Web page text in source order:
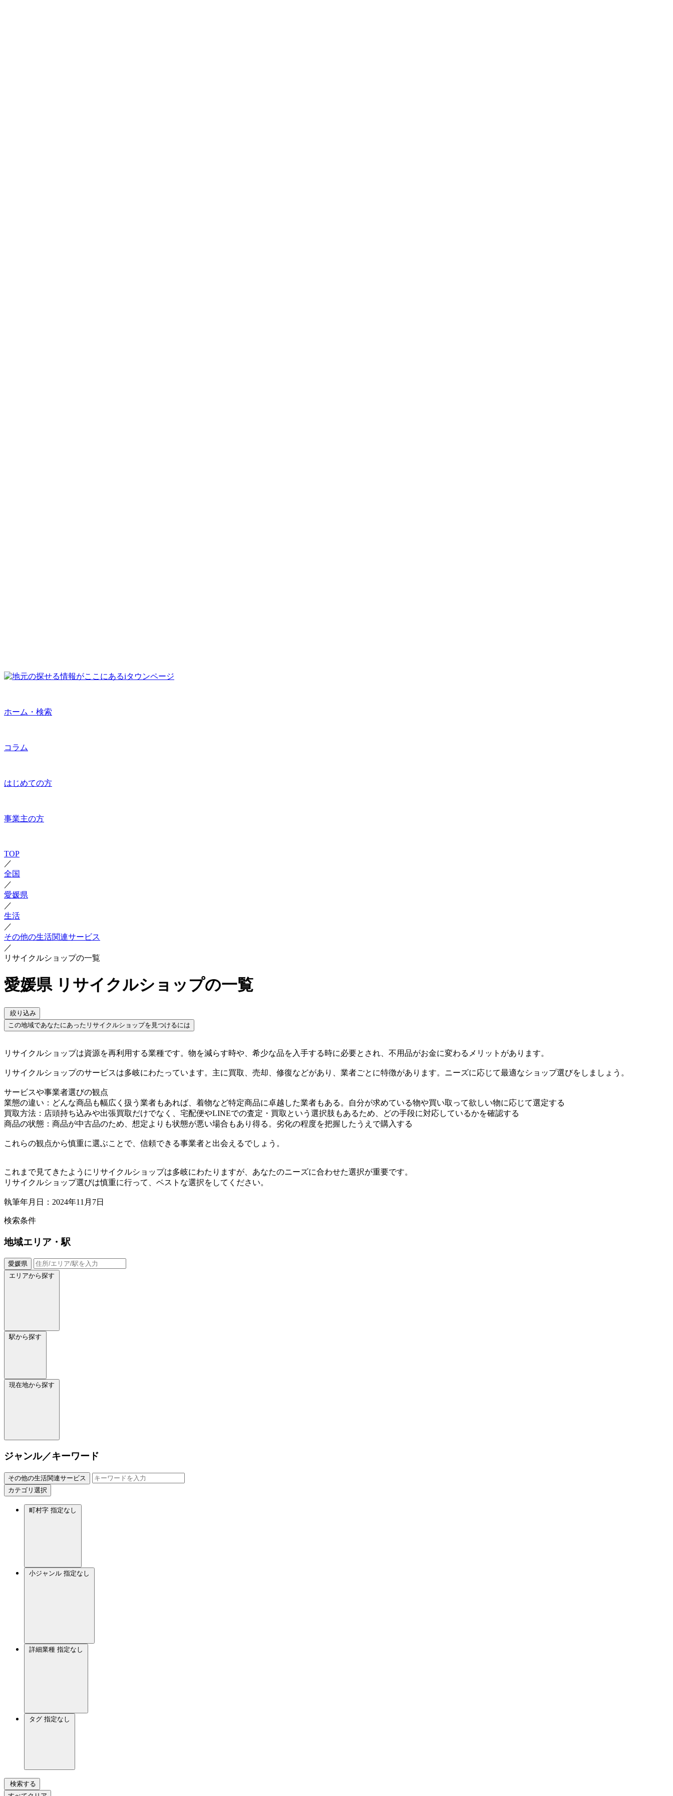
ホーム・検索
コラム
はじめての方
事業主の方
TOP
／
全国
／
愛媛県
／
生活
／
その他の生活関連サービス
／
リサイクルショップの一覧
愛媛県 リサイクルショップの一覧
絞り込み
この地域であなたにあったリサイクルショップを見つけるには
リサイクルショップは資源を再利用する業種です。物を減らす時や、希少な品を入手する時に必要とされ、不用品がお金に変わるメリットがあります。
リサイクルショップのサービスは多岐にわたっています。主に買取、売却、修復などがあり、業者ごとに特徴があります。ニーズに応じて最適なショップ選びをしましょう。
サービスや事業者選びの観点
業態の違い：どんな商品も幅広く扱う業者もあれば、着物など特定商品に卓越した業者もある。自分が求めている物や買い取って欲しい物に応じて選定する
買取方法：店頭持ち込みや出張買取だけでなく、宅配便やLINEでの査定・買取という選択肢もあるため、どの手段に対応しているかを確認する
商品の状態：商品が中古品のため、想定よりも状態が悪い場合もあり得る。劣化の程度を把握したうえで購入する
これらの観点から慎重に選ぶことで、信頼できる事業者と出会えるでしょう。
これまで見てきたようにリサイクルショップは多岐にわたりますが、あなたのニーズに合わせた選択が重要です。
リサイクルショップ選びは慎重に行って、ベストな選択をしてください。
執筆年月日：2024年11月7日
検索条件
地域エリア・駅
愛媛県
エリアから探す
駅から探す
現在地から探す
ジャンル／キーワード
その他の生活関連サービス
カテゴリ選択
町村字 指定なし
小ジャンル 指定なし
詳細業種 指定なし
タグ 指定なし
検索する